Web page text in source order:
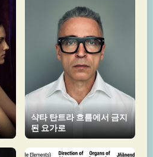
샥타 탄트라 흐름에서 금지
된 요가로